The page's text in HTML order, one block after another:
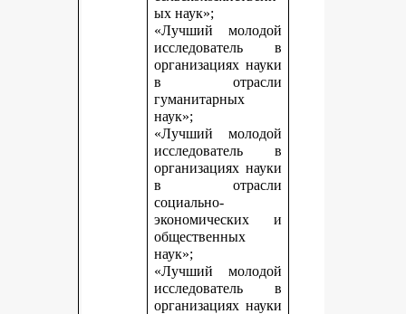
ых наук»;
«Лучший молодой
исследователь в
организациях науки
в отрасли
гуманитарных
наук»;
«Лучший молодой
исследователь в
организациях науки
в отрасли
социально-
экономических и
общественных
наук»;
«Лучший молодой
исследователь в
организациях науки